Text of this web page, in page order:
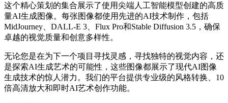
这个精心策划的集合展示了使用尖端人工智能模型创建的高质
量AI生成图像。每张图像都使用先进的AI技术制作，包括
MidJourney、DALL-E 3、Flux Pro和Stable Diffusion 3.5，确保
卓越的视觉质量和创意多样性。
无论您是在为下一个项目寻找灵感，寻找独特的视觉内容，还
是探索AI生成艺术的可能性，这些图像都展示了现代AI图像
生成技术的惊人潜力。我们的平台提供专业级的风格转换、10
倍高清放大和即时AI艺术创作功能。